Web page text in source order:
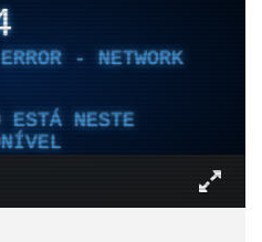
- NETWORK
ESTÁ NESTE